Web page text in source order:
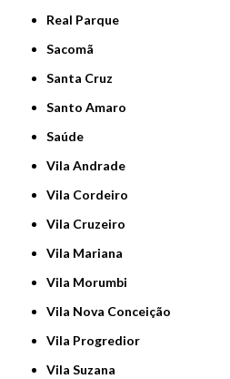
Real Parque
Sacomã
Santa Cruz
Santo Amaro
Saúde
Vila Andrade
Vila Cordeiro
Vila Cruzeiro
Vila Mariana
Vila Morumbi
Vila Nova Conceição
Vila Progredior
Vila Suzana